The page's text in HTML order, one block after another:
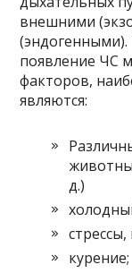
внешними
появление ЧС
факторов,
являются:
д.)
стрессы,
курение;